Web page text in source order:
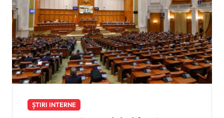
ȘTIRI INTERNE